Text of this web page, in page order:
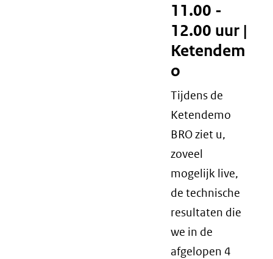
11.00 -
12.00 uur |
Ketendem
o
Tijdens de
Ketendemo
BRO ziet u,
zoveel
mogelijk live,
de technische
resultaten die
we in de
afgelopen 4